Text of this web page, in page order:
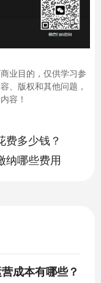
业目的，仅供学习参
、版权和其他问题，
容！
费多少钱？
纳哪些费用
成本有哪些？